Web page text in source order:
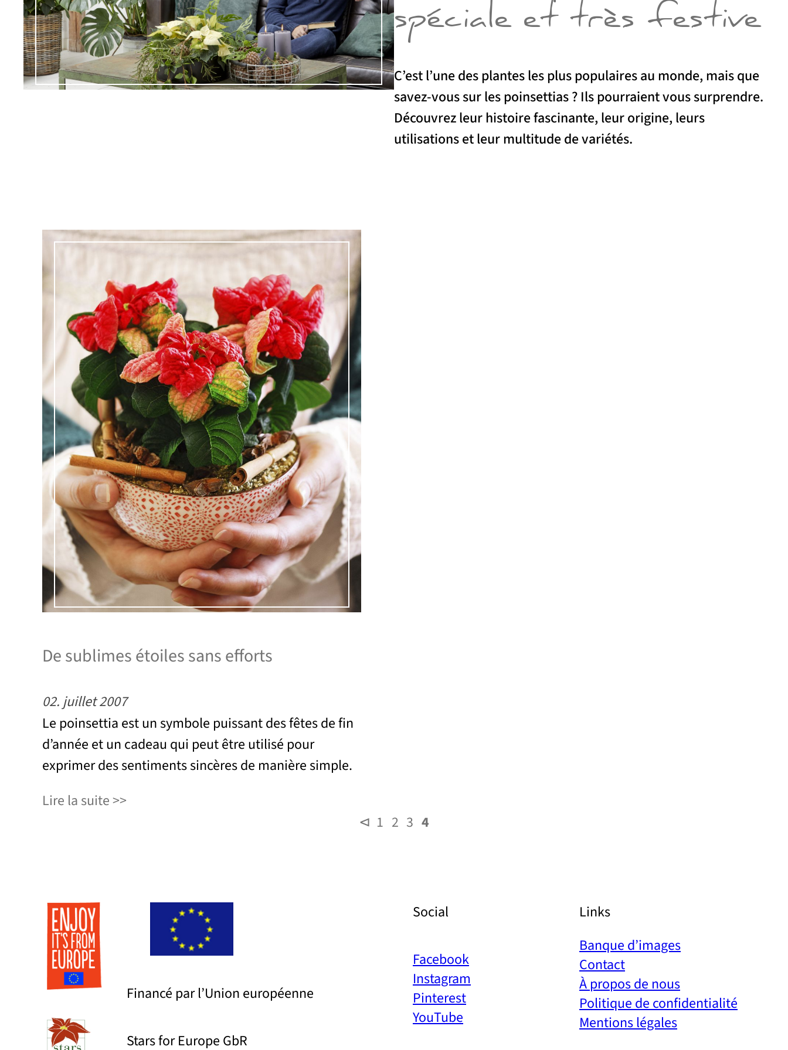
spéciale et très festive
C’est l’une des plantes les plus populaires au monde, mais que
savez-vous sur les poinsettias ? Ils pourraient vous surprendre.
Découvrez leur histoire fascinante, leur origine, leurs
utilisations et leur multitude de variétés.
De sublimes étoiles sans efforts
02. juillet 2007
Le poinsettia est un symbole puissant des fêtes de fin
d’année et un cadeau qui peut être utilisé pour
exprimer des sentiments sincères de manière simple.
Lire la suite
⊲ 1 2 3 4
Financé par l’Union européenne
Stars for Europe GbR
Social
Facebook
Instagram
Pinterest
YouTube
Links
Banque d’images
Contact
À propos de nous
Politique de confidentialité
Mentions légales